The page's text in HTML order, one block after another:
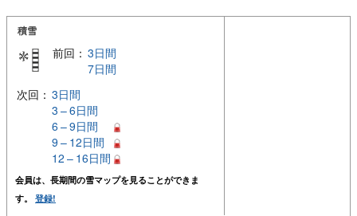
積雪
前回： 3日間
7日間
次回： 3日間
3 – 6日間
6 – 9日間
9 – 12日間
12 – 16日間
会員は、長期間の雪マップを見ることができま
す。 登録!